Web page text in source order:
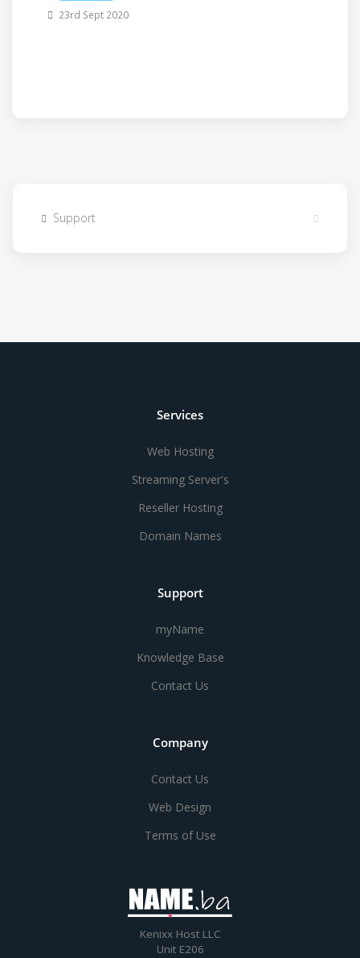
23rd Sept 2020
Support
Services
Web Hosting
Streaming Server's
Reseller Hosting
Domain Names
Support
myName
Knowledge Base
Contact Us
Company
Contact Us
Web Design
Terms of Use
Kenixx Host LLC
Unit E206